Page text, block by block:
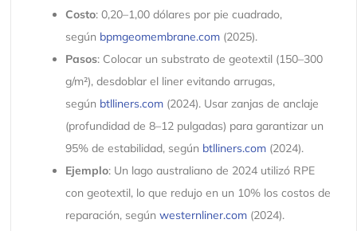
Costo: 0,20–1,00 dólares por pie cuadrado,
según bpmgeomembrane.com(2025).
Pasos: Colocar un substrato de geotextil (150–300
g/m²), desdoblar el liner evitando arrugas,
según btlliners.com(2024). Usar zanjas de anclaje
(profundidad de 8–12 pulgadas) para garantizar un
95% de estabilidad, según btlliners.com(2024).
Ejemplo: Un lago australiano de 2024 utilizó RPE
con geotextil, lo que redujo en un 10% los costos de
reparación, según westernliner.com(2024).